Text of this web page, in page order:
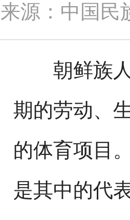
来源：中国民
朝鲜族人
期的劳动、
的体育项目
是其中的代